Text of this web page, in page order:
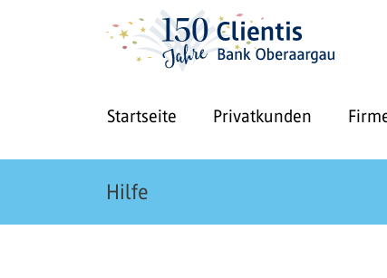
Startseite Privatkunden
Hilfe